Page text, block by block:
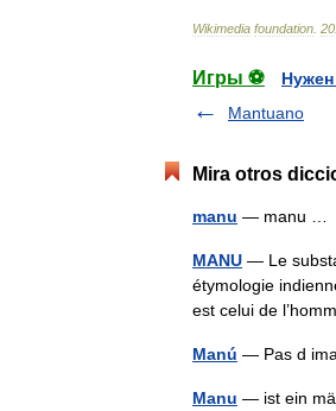
Wikimedia foundation
Игры ⚽
Mantuano
Mira otros
manu — manu …
MANU — Le
étymologie
est celui de
Manú — Pas d
Manu — ist ein